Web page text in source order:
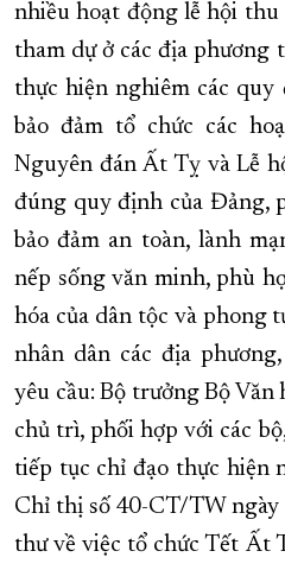
nhiều hoạt động lễ hội
tham dự ở các địa phương
thực hiện nghiêm các quy
bảo đảm tổ chức các
Nguyên đán Ất Tỵ và Lễ
đúng quy định của Đảng,
bảo đảm an toàn, lành
nếp sống văn minh, phù
hóa của dân tộc và phong
nhân dân các địa
yêu cầu: Bộ trưởng Bộ Văn
chủ trì, phối hợp với các
tiếp tục chỉ đạo thực hiện
Chỉ thị số 40-CT/TW
thư về việc tổ chức Tết Ất